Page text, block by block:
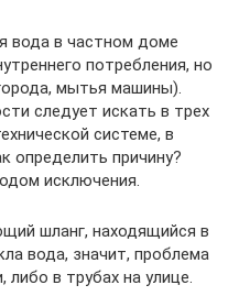
вода в частном доме
потребления, но
мытья машины).
следует искать в трех
системе, в
определить причину?
исключения.
шланг, находящийся в
вода, значит, проблема
в трубах на улице.